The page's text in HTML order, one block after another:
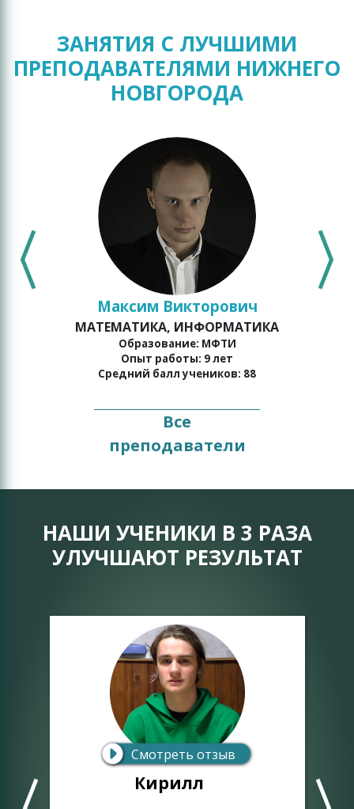
ЗАНЯТИЯ С ЛУЧШИМИ
ПРЕПОДАВАТЕЛЯМИ НИЖНЕГО
НОВГОРОДА
Максим Викторович
МАТЕМАТИКА, ИНФОРМАТИКА
Образование: МФТИ
Опыт работы: 9 лет
Средний балл учеников: 88
Все
преподаватели
НАШИ УЧЕНИКИ В 3 РАЗА
УЛУЧШАЮТ РЕЗУЛЬТАТ
Смотреть отзыв
Кирилл